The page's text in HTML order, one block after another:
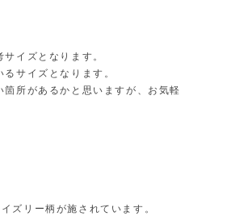
イズとなります。
サイズとなります。
所があるかと思いますが、お気軽
ズリー柄が施されています。